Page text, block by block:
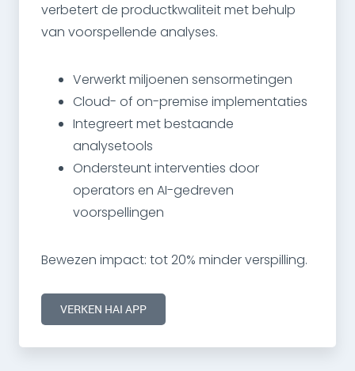
verbetert de productkwaliteit met behulp
van voorspellende analyses.
Verwerkt miljoenen sensormetingen
Cloud- of on-premise implementaties
Integreert met bestaande
analysetools
Ondersteunt interventies door
operators en AI-gedreven
voorspellingen
Bewezen impact: tot 20% minder verspilling.
VERKEN HAI APP